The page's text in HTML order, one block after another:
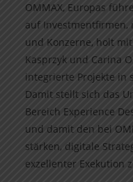
OMMAX, Europas
auf
und Konzerne, holt
Kasprzyk und Carina
integrierte Projekte in
Damit stellt sich das
Bereich Experience
und damit den bei
stärken, digitale
exzellenter Exekution